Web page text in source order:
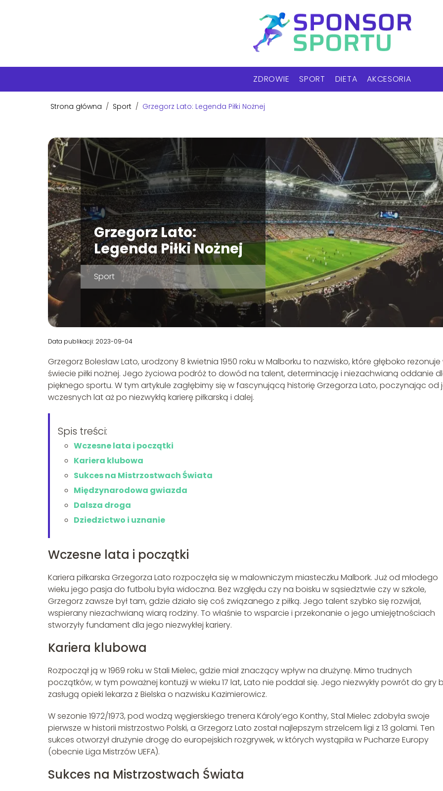
ZDROWIE SPORT DIETA AKCESORIA
Strona główna / Sport / Grzegorz Lato: Legenda Piłki Nożnej
Grzegorz Lato:
Legenda Piłki Nożnej
Sport
Data publikacji: 2023-09-04
Grzegorz Bolesław Lato, urodzony 8 kwietnia 1950 roku w Malborku to nazwisko, które głęboko rezonuje
świecie piłki nożnej. Jego życiowa podróż to dowód na talent, determinację i niezachwianą oddanie
pięknego sportu. W tym artykule zagłębimy się w fascynującą historię Grzegorza Lato, poczynając od
wczesnych lat aż po niezwykłą karierę piłkarską i dalej.
Spis treści:
Wczesne lata i początki
Kariera klubowa
Sukces na Mistrzostwach Świata
Międzynarodowa gwiazda
Dalsza droga
Dziedzictwo i uznanie
Wczesne lata i początki
Kariera piłkarska Grzegorza Lato rozpoczęła się w malowniczym miasteczku Malbork. Już od młodego
wieku jego pasja do futbolu była widoczna. Bez względu czy na boisku w sąsiedztwie czy w szkole,
Grzegorz zawsze był tam, gdzie działo się coś związanego z piłką. Jego talent szybko się rozwijał,
wspierany niezachwianą wiarą rodziny. To właśnie to wsparcie i przekonanie o jego umiejętnościach
stworzyły fundament dla jego niezwykłej kariery.
Kariera klubowa
Rozpoczął ją w 1969 roku w Stali Mielec, gdzie miał znaczący wpływ na drużynę. Mimo trudnych
początków, w tym poważnej kontuzji w wieku 17 lat, Lato nie poddał się. Jego niezwykły powrót do gry
zasługą opieki lekarza z Bielska o nazwisku Kazimierowicz.
W sezonie 1972/1973, pod wodzą węgierskiego trenera Károly’ego Konthy, Stal Mielec zdobyła swoje
pierwsze w historii mistrzostwo Polski, a Grzegorz Lato został najlepszym strzelcem ligi z 13 golami. Ten
sukces otworzył drużynie drogę do europejskich rozgrywek, w których wystąpiła w Pucharze Europy
(obecnie Liga Mistrzów UEFA).
Sukces na Mistrzostwach Świata